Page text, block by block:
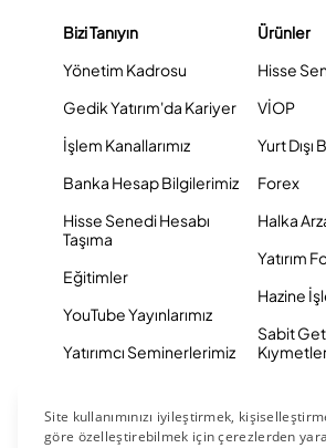
Bizi Tanıyın
Yönetim Kadrosu
Gedik Yatırım'da Kariyer
İşlem Kanallarımız
Banka Hesap Bilgilerimiz
Hisse Senedi Hesabı
Taşıma
Eğitimler
YouTube Yayınlarımız
Yatırımcı Seminerlerimiz
Ürünler
Hisse
VİOP
Yurt Dışı
Forex
Halka
Yatırım
Hazine
Sabit
Tahvil ve